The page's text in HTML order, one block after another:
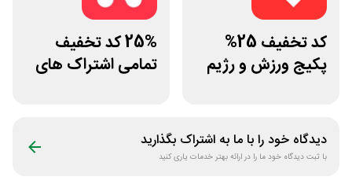
کد تخفیف 25%
پکیج ورزش و رژیم
25% کد تخفیف
تمامی اشتراک های
دیدگاه خود را با ما به اشتراک بگذارید
با ثبت دیدگاه خود ما را در ارائه بهتر خدمات یاری کنید